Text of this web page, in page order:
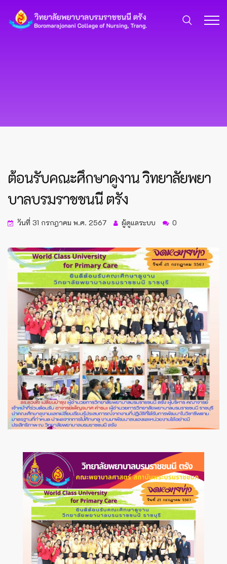
ต้อนรับคณะศึกษาดูงาน วิทยาลัยพยา
บาลบรมราชชนนี ตรัง
วันที่ 31 กรกฎาคม พ.ศ. 2567 ผู้ดูแลระบบ 0